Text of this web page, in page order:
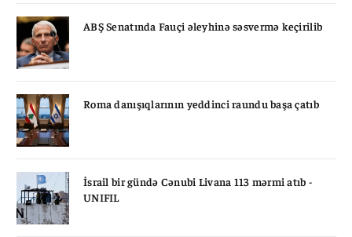
ABŞ Senatında Fauçi əleyhinə səsvermə keçirilib
Roma danışıqlarının yeddinci raundu başa çatıb
İsrail bir gündə Cənubi Livana 113 mərmi atıb -
UNIFIL